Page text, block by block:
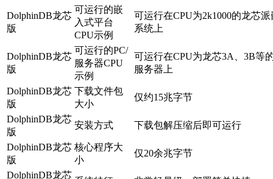
DolphinDB龙芯
版
可运行的嵌
入式平台
CPU示例
可运行在CPU为2k1000的龙芯
系统上
DolphinDB龙芯
版
可运行的PC/
服务器CPU
示例
可运行在CPU为龙芯3A、3B等
服务器上
DolphinDB龙芯
版
下载文件包
大小
仅约15兆字节
DolphinDB龙芯
版
安装方式 下载包解压缩后即可运行
DolphinDB龙芯
版
核心程序大
小
仅20余兆字节
DolphinDB龙芯